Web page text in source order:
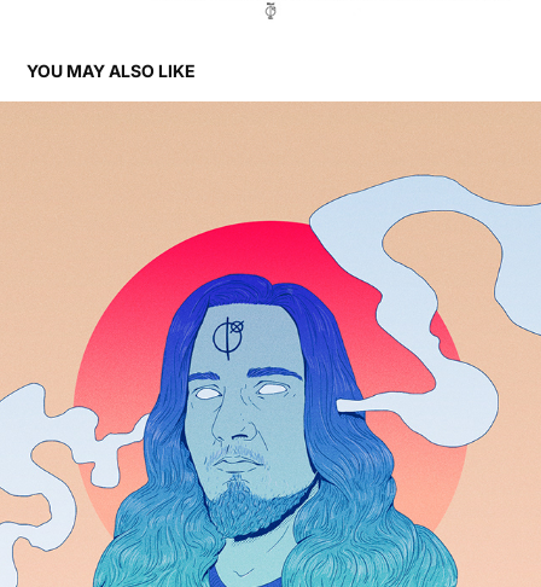
YOU MAY ALSO LIKE
SELF PORTRAIT
2024